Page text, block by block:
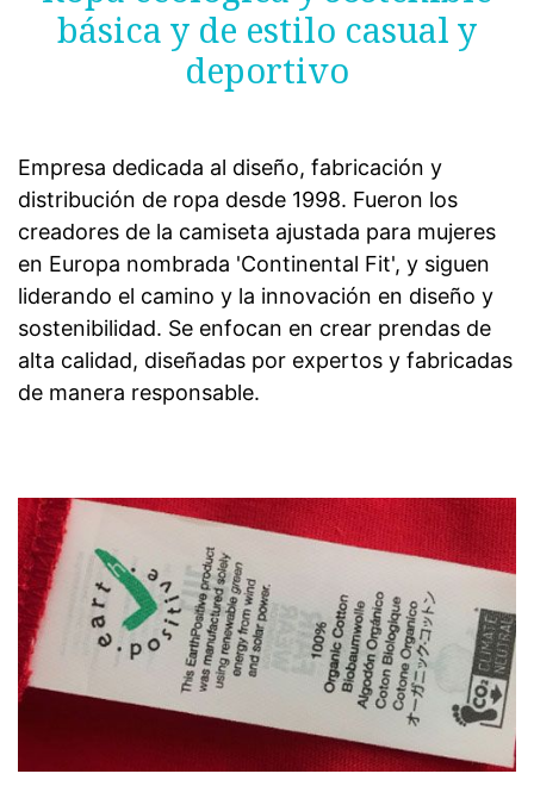
básica y de estilo casual y
deportivo
Empresa dedicada al diseño, fabricación y
distribución de ropa desde 1998. Fueron los
creadores de la camiseta ajustada para mujeres
en Europa nombrada 'Continental Fit', y siguen
liderando el camino y la innovación en diseño y
sostenibilidad. Se enfocan en crear prendas de
alta calidad, diseñadas por expertos y fabricadas
de manera responsable.